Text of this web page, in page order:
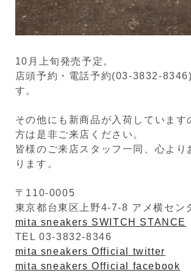
10月上旬発売予定。
店頭予約・電話予約(03-3832-
す。
その他にも新商品が入荷しています
方は是非ご来店ください。
皆様のご来店スタッフ一同、心より
ります。
〒110-0005
東京都台東区上野4-7-8 アメ横セン
mita sneakers SWITCH STANCE
TEL 03-3832-8346
mita sneakers Official twitter
mita sneakers Official facebook